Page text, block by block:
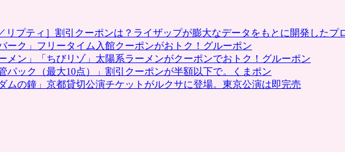
リプティ］割引クーポンは？ライザップが膨大なデータをもとに開発したプ
ーク」フリータイム入館クーポンがおトク！グルーポン
メン」「ちびリゾ」太陽系ラーメンがクーポンでおトク！グルーポン
パック（最大10点）」割引クーポンが半額以下で。くまポン
ムの鐘」京都貸切公演チケットがルクサに登場。東京公演は即完売